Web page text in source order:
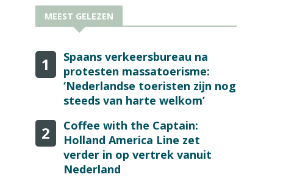
MEEST GELEZEN
1
Spaans verkeersbureau na
protesten massatoerisme:
‘Nederlandse toeristen zijn nog
steeds van harte welkom’
2
Coffee with the Captain:
Holland America Line zet
verder in op vertrek vanuit
Nederland